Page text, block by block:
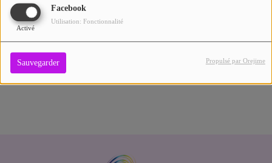
Facebook
Activé
Utilisation: Fonctionnalité
Sauvegarder Propulsé par Orejime
Contact